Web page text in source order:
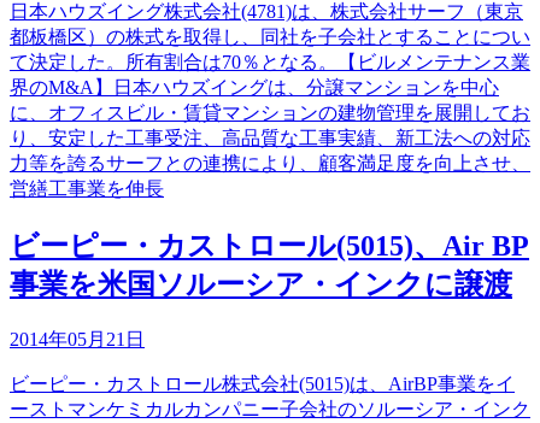
日本ハウズイング株式会社(4781)は、株式会社サーフ（東京
都板橋区）の株式を取得し、同社を子会社とすることについ
て決定した。所有割合は70％となる。【ビルメンテナンス業
界のM&A】日本ハウズイングは、分譲マンションを中心
に、オフィスビル・賃貸マンションの建物管理を展開してお
り、安定した工事受注、高品質な工事実績、新工法への対応
力等を誇るサーフとの連携により、顧客満足度を向上させ、
営繕工事業を伸長
ビーピー・カストロール(5015)、Air BP
事業を米国ソルーシア・インクに譲渡
2014年05月21日
ビーピー・カストロール株式会社(5015)は、AirBP事業をイ
ーストマンケミカルカンパニー子会社のソルーシア・インク